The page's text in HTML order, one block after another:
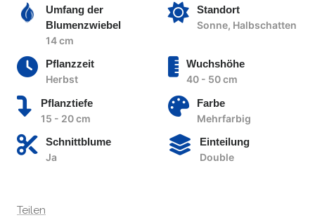
Umfang der
Blumenzwiebel
14 cm
Standort
Sonne, Halbschatten
Pflanzzeit
Herbst
Wuchshöhe
40 - 50 cm
Pflanztiefe
15 - 20 cm
Farbe
Mehrfarbig
Schnittblume
Ja
Einteilung
Double
Teilen